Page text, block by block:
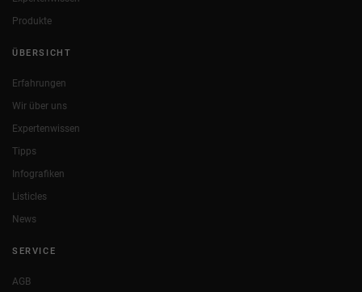
Produkte
ÜBERSICHT
Erfahrungen
Wir über uns
Expertenwissen
Tipps
Infografiken
Listicles
News
SERVICE
AGB